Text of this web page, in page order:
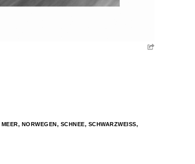
MEER, NORWEGEN, SCHNEE, SCHWARZWEISS
,